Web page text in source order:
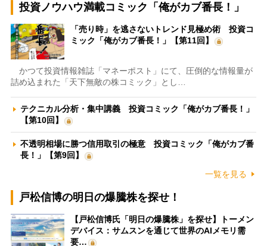
投資ノウハウ満載コミック「俺がカブ番長！」
「売り時」を逃さないトレンド見極め術 投資コ
ミック「俺がカブ番長！」【第11回】
かつて投資情報雑誌「マネーポスト」にて、圧倒的な情報量が
詰め込まれた「天下無敵の株コミック」とし…
テクニカル分析・集中講義 投資コミック「俺がカブ番長！」
【第10回】
不透明相場に勝つ信用取引の極意 投資コミック「俺がカブ番
長！」【第9回】
一覧を見る
戸松信博の明日の爆騰株を探せ！
【戸松信博氏「明日の爆騰株」を探せ】トーメン
デバイス：サムスンを通じて世界のAIメモリ需
要…